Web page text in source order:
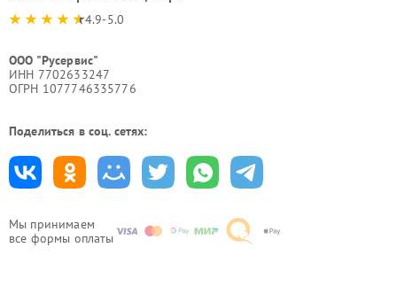
Мы принимаем
все формы оплаты
4.9-5.0
ООО "Русервис"
ИНН 7702633247
ОГРН 1077746335776
Поделиться в соц. сетях: